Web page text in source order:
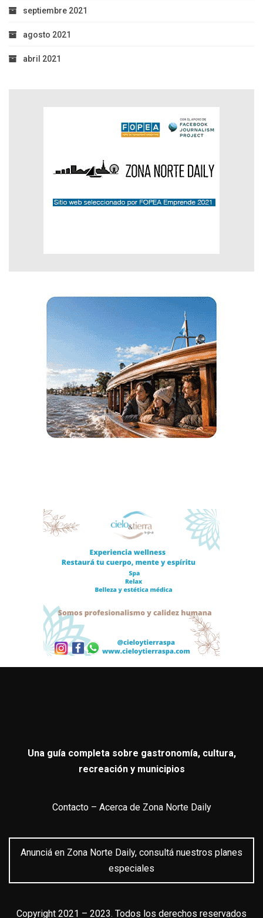
septiembre 2021
agosto 2021
abril 2021
Una guía completa sobre gastronomía, cultura,
recreación y municipios
Contacto– Acerca de Zona Norte Daily
Anunciá en Zona Norte Daily, consultá nuestros planes
especiales
Copyright 2021 – 2023. Todos los derechos reservados